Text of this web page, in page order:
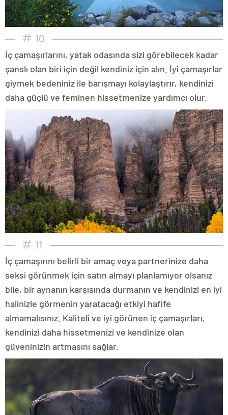
10
İç çamaşırlarını, yatak odasında sizi görebilecek kadar
şanslı olan biri için değil kendiniz için alın. İyi çamaşırlar
giymek bedeniniz ile barışmayı kolaylaştırır, kendinizi
daha güçlü ve feminen hissetmenize yardımcı olur.
11
İç çamaşırını belirli bir amaç veya partnerinize daha
seksi görünmek için satın almayı planlamıyor olsanız
bile, bir aynanın karşısında durmanın ve kendinizi en iyi
halinizle görmenin yaratacağı etkiyi hafife
almamalısınız. Kaliteli ve iyi görünen iç çamaşırları,
kendinizi daha hissetmenizi ve kendinize olan
güveninizin artmasını sağlar.